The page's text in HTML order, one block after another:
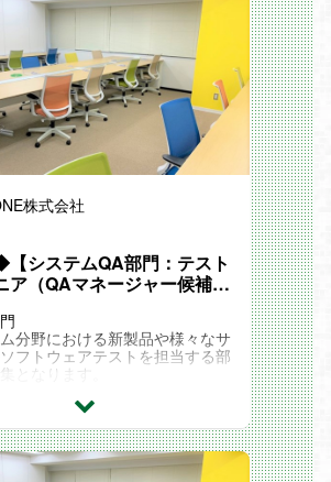
株式会社
システムQA部門：テスト
ア（QAマネージャー候補：
分野における新製品や様々なサ
フトウェアテストを担当する部
となります。
行う対象一覧
系システム
トフォン